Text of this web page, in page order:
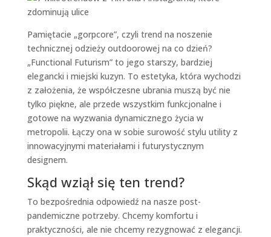
Pamiętacie „gorpcore”, czyli trend na noszenie
technicznej odzieży outdoorowej na co dzień?
„Functional Futurism” to jego starszy, bardziej
elegancki i miejski kuzyn. To estetyka, która wychodzi
z założenia, że współczesne ubrania muszą być nie
tylko piękne, ale przede wszystkim funkcjonalne i
gotowe na wyzwania dynamicznego życia w
metropolii. Łączy ona w sobie surowość stylu utility z
innowacyjnymi materiałami i futurystycznym
designem.
Skąd wziął się ten trend?
To bezpośrednia odpowiedź na nasze post-
pandemiczne potrzeby. Chcemy komfortu i
praktyczności, ale nie chcemy rezygnować z elegancji.